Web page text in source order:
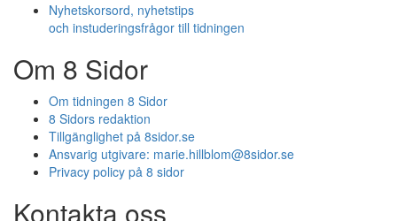
Nyhetskorsord, nyhetstips
och instuderingsfrågor till tidningen
Om 8 Sidor
Om tidningen 8 Sidor
8 Sidors redaktion
Tillgänglighet på 8sidor.se
Ansvarig utgivare: marie.hillblom@8sidor.se
Privacy policy på 8 sidor
Kontakta oss